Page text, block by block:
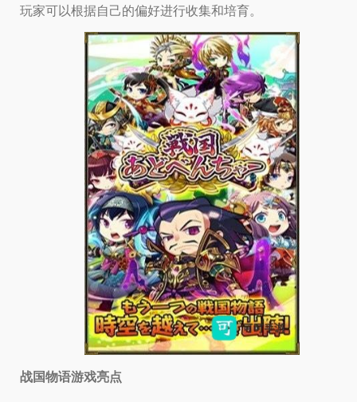
玩家可以根据自己的偏好进行收集和培育。
战国物语游戏亮点